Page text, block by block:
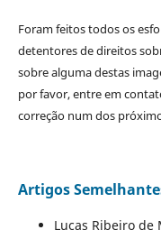
Foram feitos todos os
detentores de direitos
sobre alguma destas
por favor, entre em
correção num dos
Artigos
Lucas Ribeiro de